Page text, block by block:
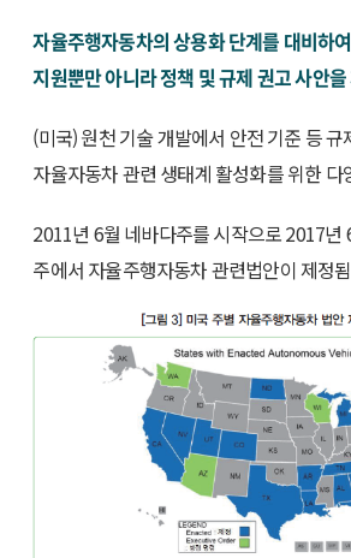
자율주행자동차의 상용화 단계를 대비하
지원뿐만 아니라 정책 및 규제 권고 사안
(미국) 원천 기술 개발에서 안전 기준 등
자율자동차 관련 생태계 활성화를 위한 다
2011년 6월 네바다주를 시작으로 2017년
주에서 자율주행자동차 관련법안이 제정됨